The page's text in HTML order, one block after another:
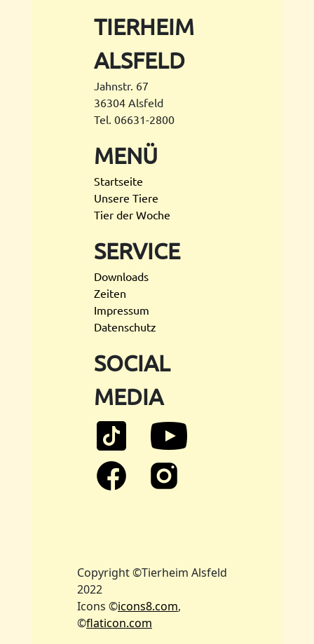
TIERHEIM
ALSFELD
Jahnstr. 67
36304 Alsfeld
Tel. 06631-2800
MENÜ
Startseite
Unsere Tiere
Tier der Woche
SERVICE
Downloads
Zeiten
Impressum
Datenschutz
SOCIAL
MEDIA
Copyright ©Tierheim Alsfeld
2022
Icons ©icons8.com,
©flaticon.com